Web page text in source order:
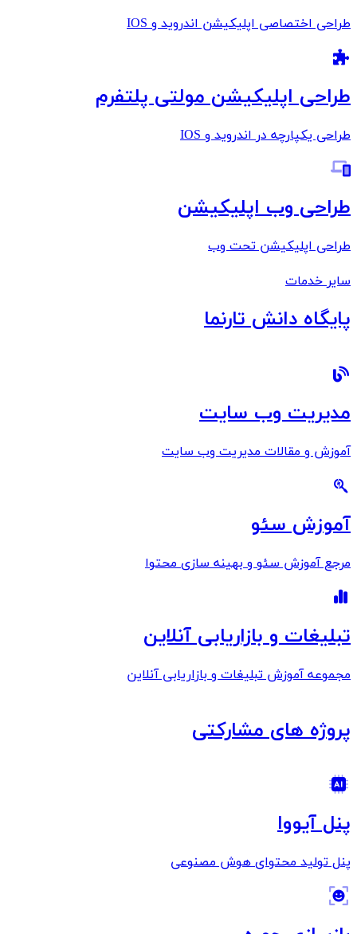
طراحی اختصاصی اپلیکیشن اندروید و IOS
طراحی اپلیکیشن مولتی پلتفرم
طراحی یکپارچه در اندروید و IOS
طراحی وب اپلیکیشن
طراحی اپلیکیشن تحت وب
سایر خدمات
پایگاه دانش تارنما
مدیریت وب سایت
آموزش و مقالات مدیریت وب سایت
آموزش سئو
مرجع آموزش سئو و بهینه سازی محتوا
تبلیغات و بازاریابی آنلاین
مجموعه آموزش تبلیغات و بازاریابی آنلاین
پروژه های مشارکتی
پنل آیووا
پنل تولید محتوای هوش مصنوعی